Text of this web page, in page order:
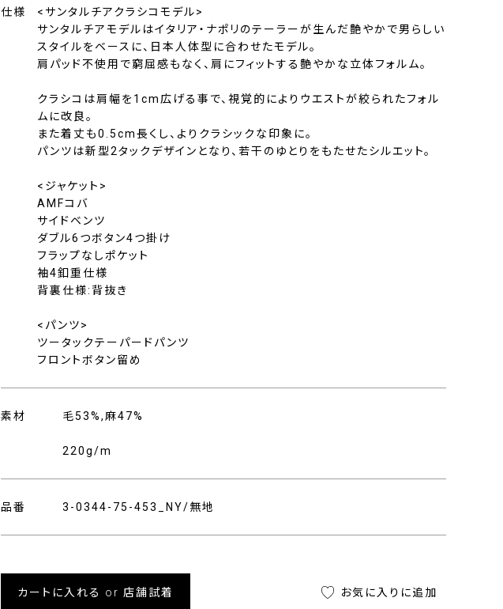
仕様
<サンタルチアクラシコモデル>
サンタルチアモデルはイタリア・ナポリのテーラーが生んだ艶やかで男らしい
スタイルをベースに、日本人体型に合わせたモデル。
肩パッド不使用で窮屈感もなく、肩にフィットする艶やかな立体フォルム。
クラシコは肩幅を1cm広げる事で、視覚的によりウエストが絞られたフォル
ムに改良。
また着丈も0.5cm長くし、よりクラシックな印象に。
パンツは新型2タックデザインとなり、若干のゆとりをもたせたシルエット。
<ジャケット>
AMFコバ
サイドベンツ
ダブル6つボタン4つ掛け
フラップなしポケット
袖4釦重仕様
背裏仕様:背抜き
<パンツ>
ツータックテーパードパンツ
フロントボタン留め
素材 毛53%,麻47%
220g/m
品番 3-0344-75-453_NY/無地
カートに入れる or 店舗試着 お気に入りに追加